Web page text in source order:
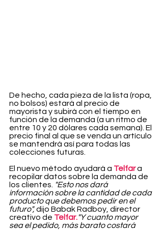
De hecho, cada pieza de la lista (ropa,
no bolsos) estará al precio de
mayorista y subirá con el tiempo en
función de la demanda (a un ritmo de
entre 10 y 20 dólares cada semana). El
precio final al que se venda un artículo
se mantendrá así para todas las
colecciones futuras.
El nuevo método ayudará a Telfara
recopilar datos sobre la demanda de
los clientes. "Esto nos dará
información sobre la cantidad de cada
producto que debemos pedir en el
futuro", dijo Babak Radboy, director
creativo de Telfar."Y cuanto mayor
sea el pedido, más barato costará